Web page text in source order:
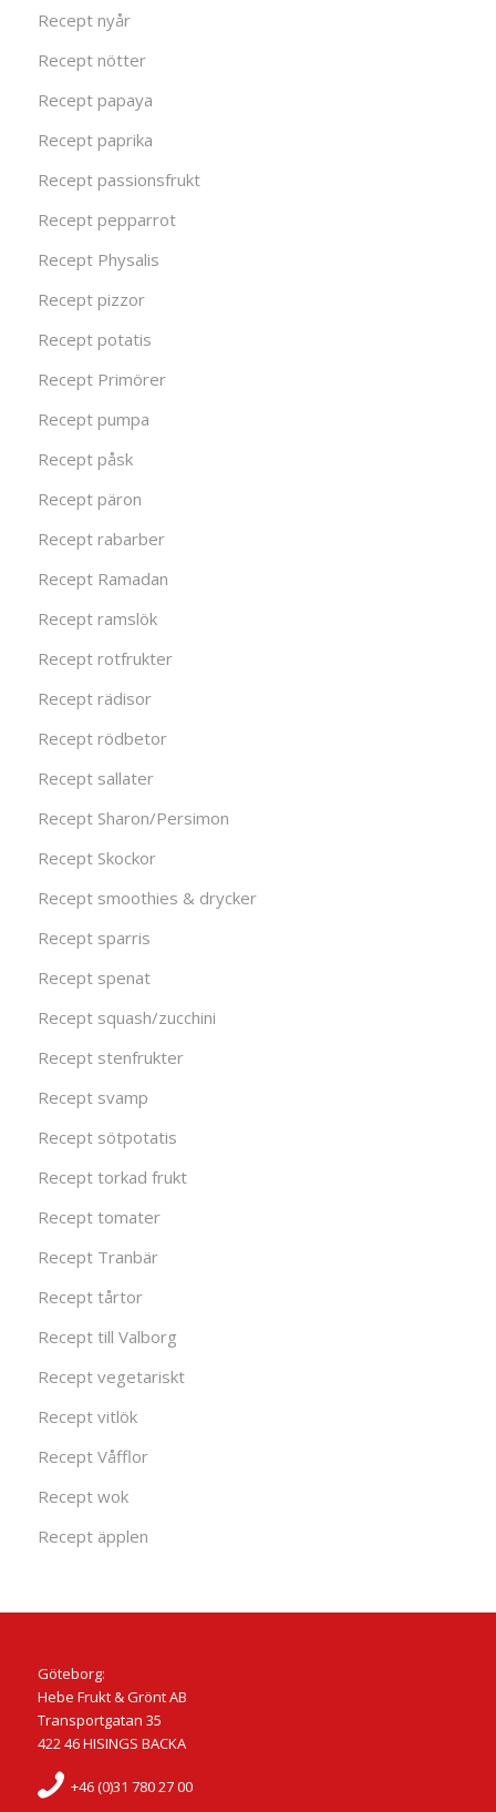
Recept nyår
Recept nötter
Recept papaya
Recept paprika
Recept passionsfrukt
Recept pepparrot
Recept Physalis
Recept pizzor
Recept potatis
Recept Primörer
Recept pumpa
Recept påsk
Recept päron
Recept rabarber
Recept Ramadan
Recept ramslök
Recept rotfrukter
Recept rädisor
Recept rödbetor
Recept sallater
Recept Sharon/Persimon
Recept Skockor
Recept smoothies & drycker
Recept sparris
Recept spenat
Recept squash/zucchini
Recept stenfrukter
Recept svamp
Recept sötpotatis
Recept torkad frukt
Recept tomater
Recept Tranbär
Recept tårtor
Recept till Valborg
Recept vegetariskt
Recept vitlök
Recept Våfflor
Recept wok
Recept äpplen
Göteborg:
Hebe Frukt & Grönt AB
Transportgatan 35
422 46 HISINGS BACKA
+46 (0)31 780 27 00